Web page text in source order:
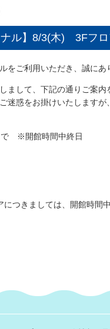
ナル】8/3(木) 3Fフ
をご利用いただき、誠にあ
まして、下記の通りご案内
迷惑をお掛けいたします
で ※開館時間中終日
につきましては、開館時間